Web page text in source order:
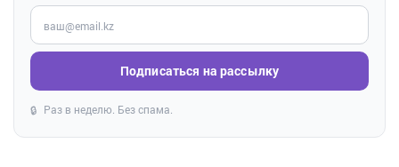
Введите ваш e-mail
Подписаться на рассылку
🔒 Раз в неделю. Без спама.